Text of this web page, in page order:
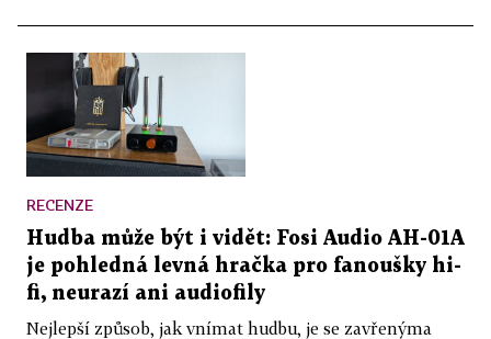
RECENZE
Hudba může být i vidět: Fosi Audio AH-01A
je pohledná levná hračka pro fanoušky hi-
fi, neurazí ani audiofily
Nejlepší způsob, jak vnímat hudbu, je se zavřenýma